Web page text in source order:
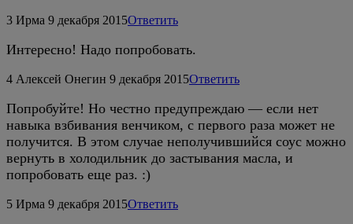
3 Ирма 9 декабря 2015Ответить
Интересно! Надо попробовать.
4 Алексей Онегин 9 декабря 2015Ответить
Попробуйте! Но честно предупреждаю — если нет
навыка взбивания венчиком, с первого раза может не
получится. В этом случае неполучившийся соус можно
вернуть в холодильник до застывания масла, и
попробовать еще раз. :)
5 Ирма 9 декабря 2015Ответить